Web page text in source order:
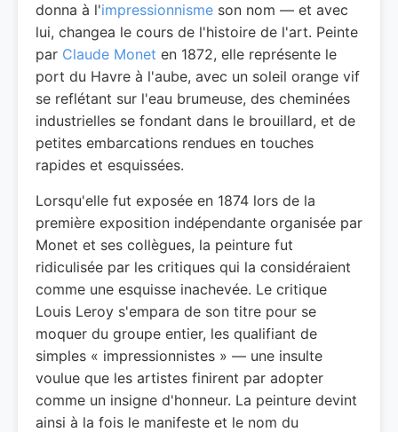
donna à l'impressionnisme son nom — et avec
lui, changea le cours de l'histoire de l'art. Peinte
par Claude Monet en 1872, elle représente le
port du Havre à l'aube, avec un soleil orange vif
se reflétant sur l'eau brumeuse, des cheminées
industrielles se fondant dans le brouillard, et de
petites embarcations rendues en touches
rapides et esquissées.
Lorsqu'elle fut exposée en 1874 lors de la
première exposition indépendante organisée par
Monet et ses collègues, la peinture fut
ridiculisée par les critiques qui la considéraient
comme une esquisse inachevée. Le critique
Louis Leroy s'empara de son titre pour se
moquer du groupe entier, les qualifiant de
simples « impressionnistes » — une insulte
voulue que les artistes finirent par adopter
comme un insigne d'honneur. La peinture devint
ainsi à la fois le manifeste et le nom du